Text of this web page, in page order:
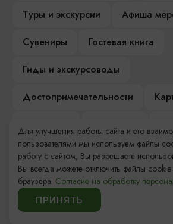
Туры и экскурсии
Афиша
Сувениры
Гостевая книга
Гиды и экскурсоводы
Достопримечательности
Компас Балтийской кухни
Настоящий Калининградец
Для улучшения работы сайта и его
пользователями мы используем файлы
работу с сайтом, Вы разрешаете
Вы всегда можете отключить файлы
браузера. Согласие на обработку
ПРИНЯТЬ